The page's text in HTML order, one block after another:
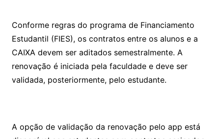
Conforme regras do programa de Financiamento
Estudantil (FIES), os contratos entre os alunos e a
CAIXA devem ser aditados semestralmente. A
renovação é iniciada pela faculdade e deve ser
validada, posteriormente, pelo estudante.
A opção de validação da renovação pelo app está